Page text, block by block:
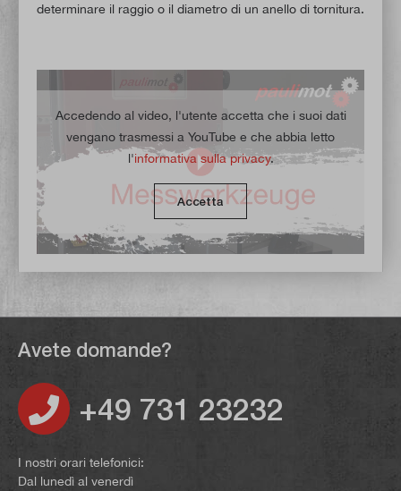
determinare il raggio o il diametro di un anello di tornitura.
Accedendo al video, l'utente accetta che i suoi dati
vengano trasmessi a YouTube e che abbia letto
l'informativa sulla privacy.
Accetta
Avete domande?
+49 731 23232
I nostri orari telefonici:
Dal lunedì al venerdì